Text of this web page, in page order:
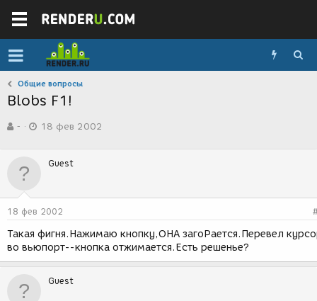
Общие вопросы
Blobs F1!
в
р
м
-
а
д
н
и
18 фев 2002
Guest
18 фев 2002
Такая фигня.Нажимаю кнопку,ОНА загоРается.Перевел
во вьюпорт--кнопка отжимается.Есть решенье?
Guest